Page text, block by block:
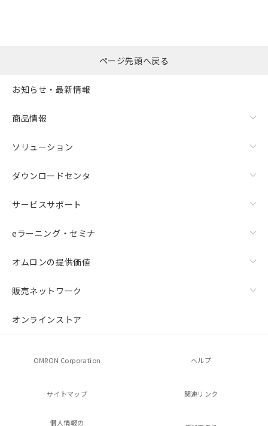
ページ先頭へ戻る
お知らせ・最新情報
商品情報
ソリューション
ダウンロードセンタ
サービスサポート
eラーニング・セミナ
オムロンの提供価値
販売ネットワーク
オンラインストア
OMRON Corporation ヘルプ
サイトマップ 関連リンク
個人情報の